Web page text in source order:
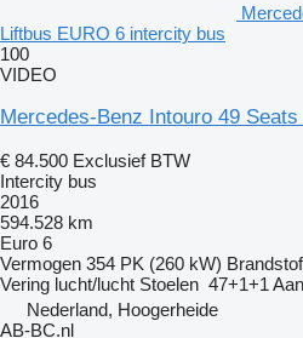
Liftbus EURO 6 intercity bus
100
VIDEO
Mercedes-Benz Intouro 49
€ 84.500 Exclusief BTW
Intercity bus
2016
594.528 km
Euro 6
Vermogen 354 PK (260 kW) Brandstof
Vering lucht/lucht Stoelen 47+1+1
Nederland, Hoogerheide
AB-BC.nl